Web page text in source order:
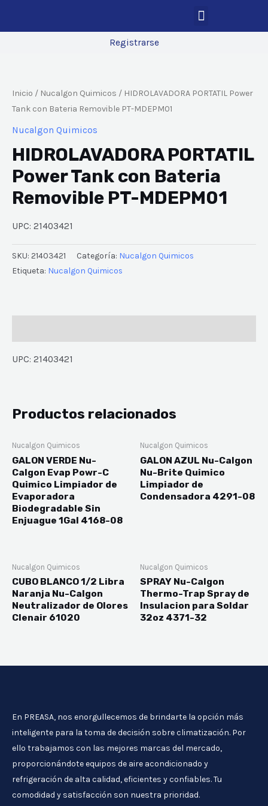
Registrarse
Inicio / Nucalgon Quimicos / HIDROLAVADORA PORTATIL Power
Tank con Bateria Removible PT-MDEPM01
Nucalgon Quimicos
HIDROLAVADORA PORTATIL
Power Tank con Bateria
Removible PT-MDEPM01
UPC: 21403421
SKU: 21403421 Categoría: Nucalgon Quimicos
Etiqueta: Nucalgon Quimicos
UPC: 21403421
Productos relacionados
Nucalgon Quimicos
GALON VERDE Nu-
Calgon Evap Powr-C
Quimico Limpiador de
Evaporadora
Biodegradable Sin
Enjuague 1Gal 4168-08
Nucalgon Quimicos
GALON AZUL Nu-Calgon
Nu-Brite Quimico
Limpiador de
Condensadora 4291-08
Nucalgon Quimicos
CUBO BLANCO 1/2 Libra
Naranja Nu-Calgon
Neutralizador de Olores
Clenair 61020
Nucalgon Quimicos
SPRAY Nu-Calgon
Thermo-Trap Spray de
Insulacion para Soldar
32oz 4371-32
En PREASA, nos enorgullecemos de brindarte la opción más
inteligente para la toma de decisión sobre climatización. Por
ello trabajamos con las mejores marcas del mercado,
proporcionándote equipos de aire acondicionado y
refrigeración de alta calidad, eficientes y confiables. Tu
comodidad y satisfacción son nuestra prioridad.